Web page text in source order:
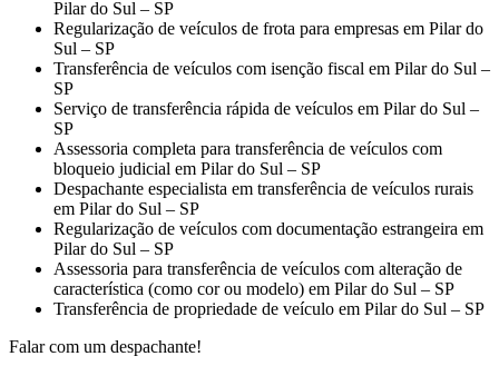
Pilar do Sul – SP
Regularização de veículos de frota para empresas em Pilar do
Sul – SP
Transferência de veículos com isenção fiscal em Pilar do Sul –
SP
Serviço de transferência rápida de veículos em Pilar do Sul –
SP
Assessoria completa para transferência de veículos com
bloqueio judicial em Pilar do Sul – SP
Despachante especialista em transferência de veículos rurais
em Pilar do Sul – SP
Regularização de veículos com documentação estrangeira em
Pilar do Sul – SP
Assessoria para transferência de veículos com alteração de
característica (como cor ou modelo) em Pilar do Sul – SP
Transferência de propriedade de veículo em Pilar do Sul – SP
Falar com um despachante!